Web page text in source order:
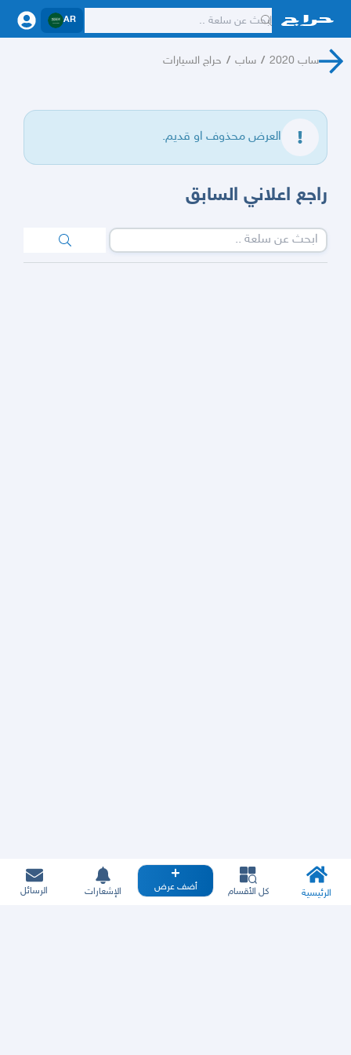
AR
ساب 2020 / ساب / حراج السيارات
العرض محذوف او قديم.
راجع اعلاني السابق
الرئيسية كل الأقسام أضف عرض الإشعارات الرسائل